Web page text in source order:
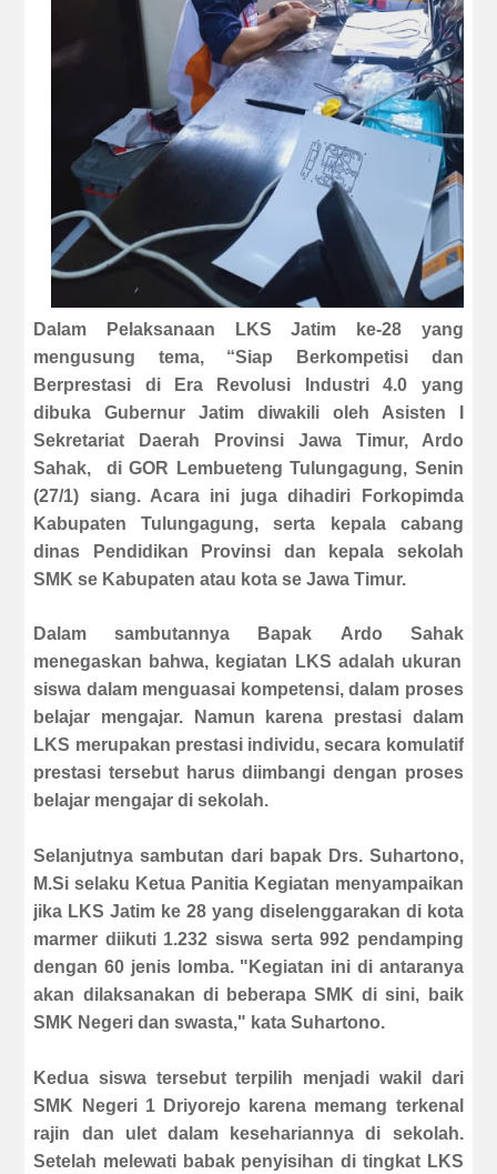
Dalam Pelaksanaan LKS Jatim ke-28yang
mengusung tema, “Siap Berkompetisi dan
Berprestasi di Era Revolusi
Industri 4.0
yang
dibukaGubernurJatim diwakili oleh Asisten I
Sekretariat Daerah Provinsi Jawa Timur, Ardo
Sahak,
di GOR Lembueteng Tulungagung, Senin
(27/1) siang. Acara ini juga dihadiri
Forkopimda
Kabupaten Tulungagung, serta kepala cabang
dinas Pendidikan Provinsi dan kepala sekolah
SMK se Kabupaten atau kota se Jawa Timur.
Dalam sambutannya Bapak Ardo Sahak
menegaskan bahwa, kegiatan
LKS adalah ukuran
siswa dalam menguasai kompetensi, dalam proses
belajar mengajar. Namun karena prestasi dalam
LKS merupakan prestasi individu, secara komulatif
prestasi tersebut harus diimbangi dengan proses
belajar mengajar di sekolah.
Selanjutnya sambutan dari bapak Drs. Suhartono,
M.Si selaku Ketua Panitia Kegiatan menyampaikan
jika LKS Jatim ke 28 yang diselenggarakan di kota
marmer diikuti 1.232 siswa serta 992 pendamping
dengan 60 jenis lomba. "Kegiatan ini di antaranya
akan dilaksanakan di beberapa SMK di sini, baik
SMK Negeri dan swasta," kata Suhartono.
Kedua siswa tersebut terpilih menjadi wakil dari
SMK Negeri 1 Driyorejo karena memang terkenal
rajin dan ulet dalam kesehariannya di sekolah.
Setelah melewati babak penyisihan di tingkat LKS